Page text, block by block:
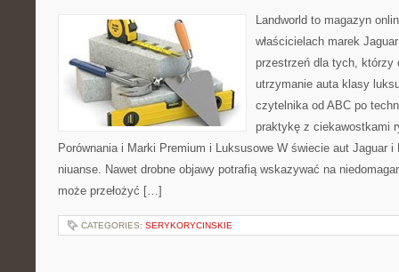
Landworld to magazyn
właścicielach marek
przestrzeń dla tych, którzy
utrzymanie auta klasy
czytelnika od ABC po
praktykę z ciekawostkami
Porównania i Marki Premium i Luksusowe W świecie aut Jaguar i
niuanse. Nawet drobne objawy potrafią wskazywać na
może przełożyć […]
CATEGORIES: SERYKORYCINSKIE